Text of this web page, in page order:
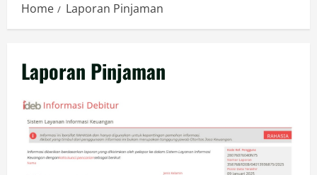
Home Laporan Pinjaman
Laporan Pinjaman